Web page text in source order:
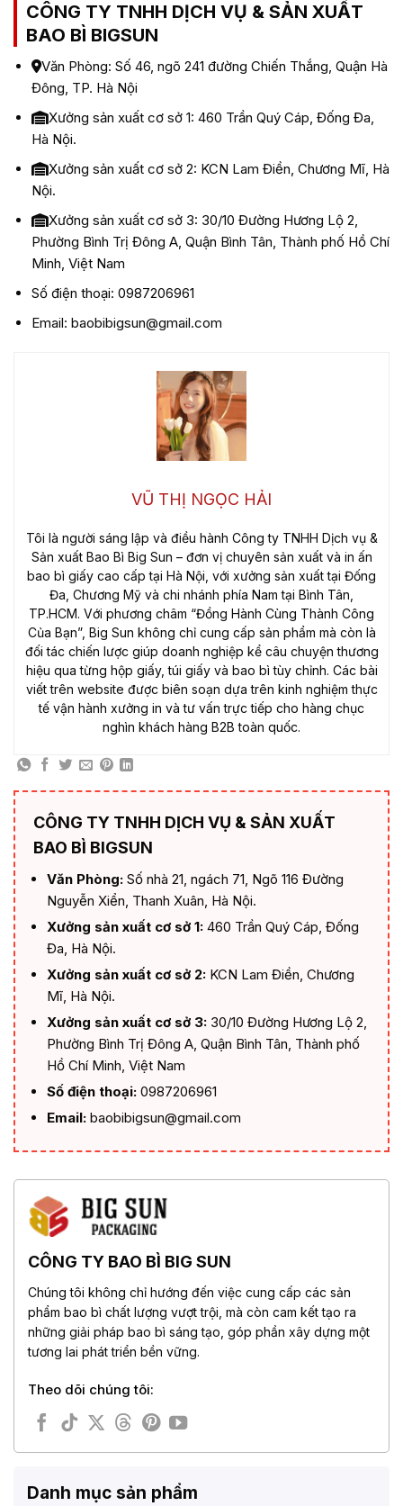
CÔNG TY TNHH DỊCH VỤ & SẢN XUẤT
BAO BÌ BIGSUN
Văn Phòng: Số 46, ngõ 241 đường Chiến Thắng, Quận Hà
Đông, TP. Hà Nội
Xưởng sản xuất cơ sở 1: 460 Trần Quý Cáp, Đống Đa,
Hà Nội.
Xưởng sản xuất cơ sở 2: KCN Lam Điền, Chương Mĩ, Hà
Nội.
Xưởng sản xuất cơ sở 3: 30/10 Đường Hương Lộ 2,
Phường Bình Trị Đông A, Quận Bình Tân, Thành phố Hồ Chí
Minh, Việt Nam
Số điện thoại: 0987206961
Email: baobibigsun@gmail.com
VŨ THỊ NGỌC HẢI
Tôi là người sáng lập và điều hành Công ty TNHH Dịch vụ &
Sản xuất Bao Bì Big Sun – đơn vị chuyên sản xuất và in ấn
bao bì giấy cao cấp tại Hà Nội, với xưởng sản xuất tại Đống
Đa, Chương Mỹ và chi nhánh phía Nam tại Bình Tân,
TP.HCM. Với phương châm “Đồng Hành Cùng Thành Công
Của Bạn”, Big Sun không chỉ cung cấp sản phẩm mà còn là
đối tác chiến lược giúp doanh nghiệp kể câu chuyện thương
hiệu qua từng hộp giấy, túi giấy và bao bì tùy chỉnh. Các bài
viết trên website được biên soạn dựa trên kinh nghiệm thực
tế vận hành xưởng in và tư vấn trực tiếp cho hàng chục
nghìn khách hàng B2B toàn quốc.
CÔNG TY TNHH DỊCH VỤ & SẢN XUẤT
BAO BÌ BIGSUN
Văn Phòng:Số nhà 21, ngách 71, Ngõ 116 Đường
Nguyễn Xiển, Thanh Xuân, Hà Nội.
Xưởng sản xuất cơ sở 1:460 Trần Quý Cáp, Đống
Đa, Hà Nội.
Xưởng sản xuất cơ sở 2:KCN Lam Điền, Chương
Mĩ, Hà Nội.
Xưởng sản xuất cơ sở 3:30/10 Đường Hương Lộ 2,
Phường Bình Trị Đông A, Quận Bình Tân, Thành phố
Hồ Chí Minh, Việt Nam
Số điện thoại:0987206961
Email:baobibigsun@gmail.com
CÔNG TY BAO BÌ BIG SUN
Chúng tôi không chỉ hướng đến việc cung cấp các sản
phẩm bao bì chất lượng vượt trội, mà còn cam kết tạo ra
những giải pháp bao bì sáng tạo, góp phần xây dựng một
tương lai phát triển bền vững.
Theo dõi chúng tôi:
Danh mục sản phẩm